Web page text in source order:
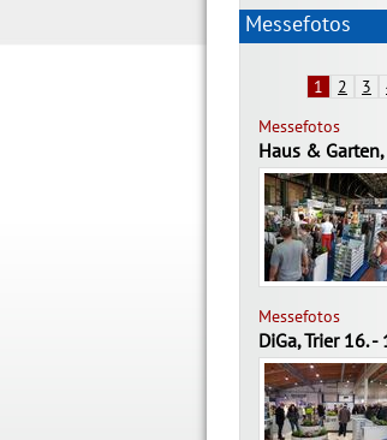
Messefotos
1 2 3
Messefotos
Haus &
Messefotos
DiGa, Trier 16.